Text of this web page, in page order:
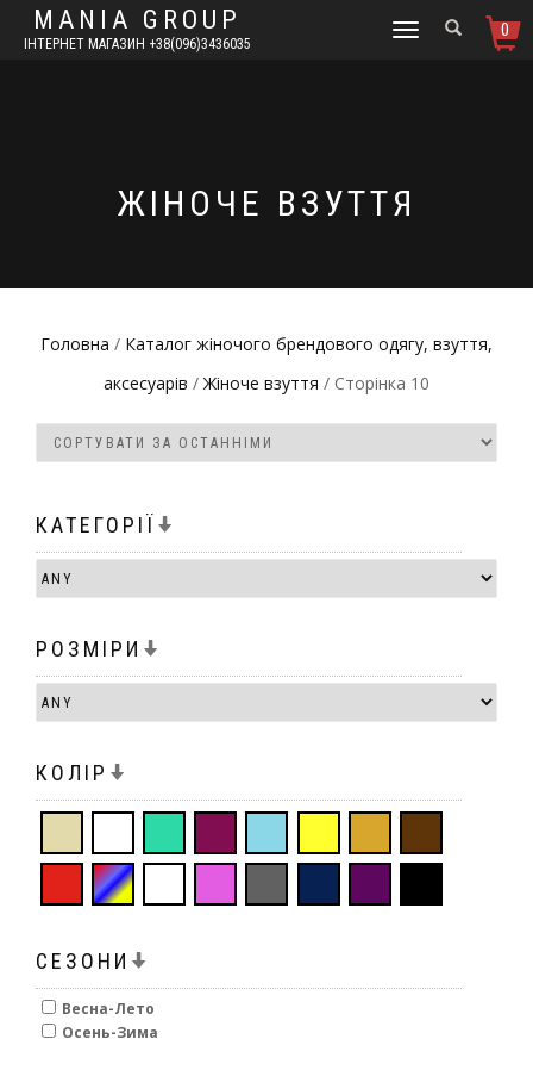
MANIA GROUP
ІНТЕРНЕТ МАГАЗИН +38(096)3436035
TOGGLE
0
ЖІНОЧЕ ВЗУТТЯ
Головна / Каталог жіночого брендового одягу, взуття,
аксесуарів /Жіноче взуття / Сторінка 10
КАТЕГОРІЇ
РОЗМІРИ
КОЛІР
СЕЗОНИ
Весна-Лето
Осень-Зима